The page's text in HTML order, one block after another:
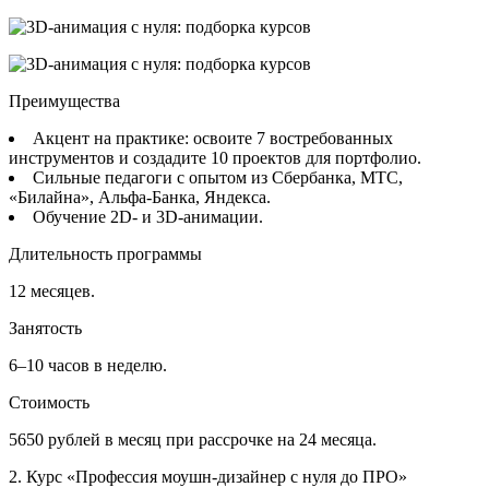
Преимущества
Акцент на практике: освоите 7 востребованных
инструментов и создадите 10 проектов для портфолио.
Сильные педагоги с опытом из Сбербанка, МТС,
«‎Билайна», Альфа-Банка, Яндекса.
Обучение 2D- и 3D-анимации.
Длительность программы
12 месяцев.
Занятость
6–10 часов в неделю.
Стоимость
5650 рублей в месяц при рассрочке на 24 месяца.
2. Курс «Профессия моушн-дизайнер с нуля до ПРО»